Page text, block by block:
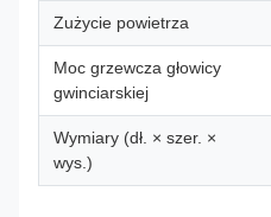
Zużycie powietrza
Moc grzewcza głowicy
gwinciarskiej
Wymiary (dł. × szer. ×
wys.)